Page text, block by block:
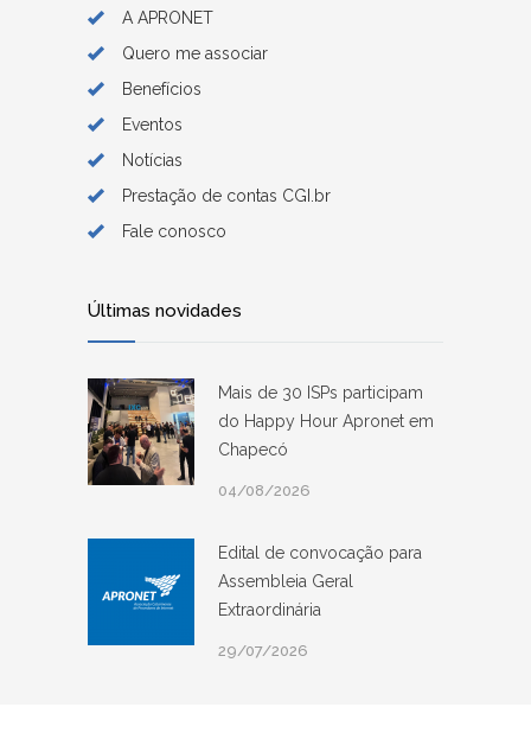
A APRONET
Quero me associar
Benefícios
Eventos
Notícias
Prestação de contas CGI.br
Fale conosco
Últimas novidades
Mais de 30 ISPs participam
do Happy Hour Apronet em
Chapecó
04/08/2026
Edital de convocação para
Assembleia Geral
Extraordinária
29/07/2026